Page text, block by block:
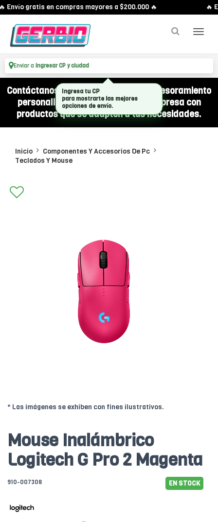
Envío gratis en compras mayores a $200.000 🔥 🔥
Enviar a Ingresar CP y ciudad
Contáctanos por WhatsApp y recibí asesoramiento
personalizado para equipar a tu empresa con
productos que se adapten a tus necesidades.
Inicio
Componentes Y Accesorios De Pc
Teclados Y Mouse
* Las imágenes se exhiben con fines ilustrativos.
Mouse Inalámbrico
Logitech G Pro 2 Magenta
910-007308 EN STOCK
Ingresa tu CP
para mostrarte las mejores
opciones de envío.